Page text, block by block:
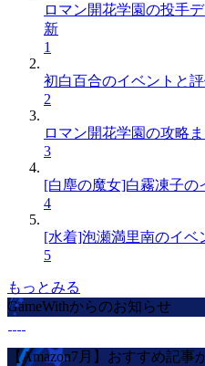
ロマン開花学園の投手
新
1
初白百合のイベントと
2
ロマン開花学園の攻略
3
[白塵の魔女]白霧凍子の
4
[水着]泡瀬満里南のイベ
5
もっとみる
GameWithからのお知らせ
【Amazon7月】おすすめ記